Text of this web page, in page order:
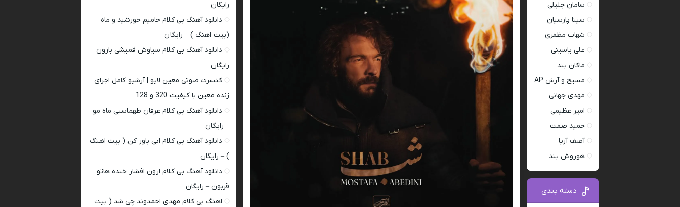
سامان جلیلی
سینا پارسیان
شهاب مظفری
علی یاسینی
ماکان بند
مسیح و آرش AP
مهدی جهانی
امیر عظیمی
حمید صفت
آصف آریا
هوروش بند
دسته بندی
رایگان
دانلود آهنگ بی کلام حامیم خورشید و ماه
(بیت اهنگ ) – رایگان
دانلود آهنگ بی کلام سیاوش قمیشی بارون –
رایگان
کنسرت صوتی معین لایو | آرشیو کامل اجرای
زنده معین با کیفیت 320 و 128
دانلود آهنگ بی کلام عرفان طهماسبی ماه مو
– رایگان
دانلود آهنگ بی کلام ابی باور کن ( بیت اهنگ
) – رایگان
دانلود آهنگ بی کلام ارون افشار خنده هاتو
قربون – رایگان
اهنگ بی کلام مهدی احمدوند چی شد ( بیت